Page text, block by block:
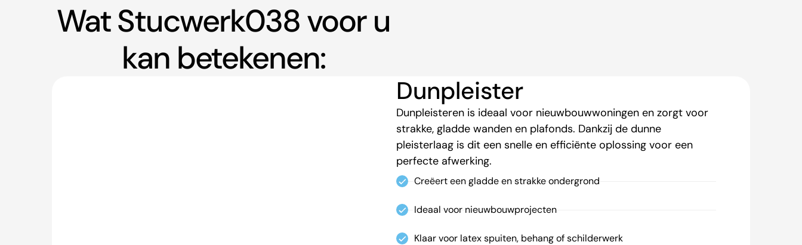
Wat Stucwerk038 voor u
kan betekenen:
Dunpleister
Dunpleisteren is ideaal voor nieuwbouwwoningen en zorgt voor
strakke, gladde wanden en plafonds. Dankzij de dunne
pleisterlaag is dit een snelle en efficiënte oplossing voor een
perfecte afwerking.
Creëert een gladde en strakke ondergrond
Ideaal voor nieuwbouwprojecten
Klaar voor latex spuiten, behang of schilderwerk